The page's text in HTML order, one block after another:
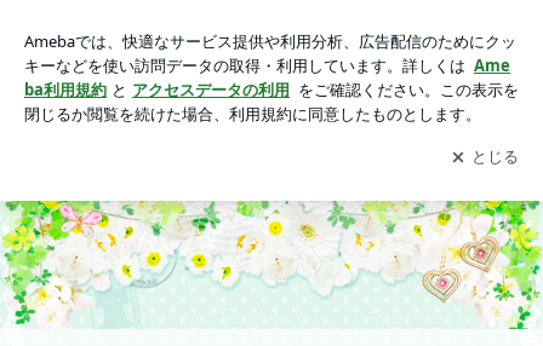
アプリをダウンロードして ブログの更新通知
を受け取りまし
ょう。
開く